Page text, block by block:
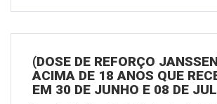
(DOSE DE REFORÇO
ACIMA DE 18 ANOS QUE
EM 30 DE JUNHO E 08 DE